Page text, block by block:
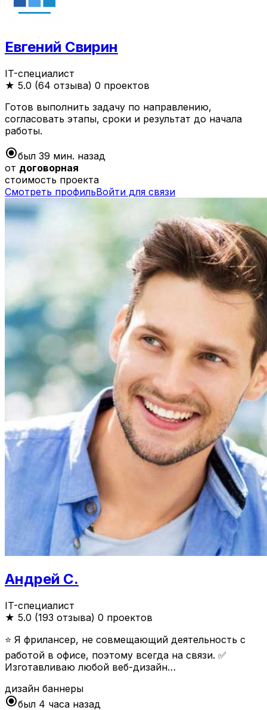
Евгений Свирин
IT-специалист
★ 5.0 (64 отзыва) 0 проектов
Готов выполнить задачу по направлению,
согласовать этапы, сроки и результат до начала
работы.
radio_button_checkedбыл 39 мин. назад
от договорная
стоимость проекта
Смотреть профильВойти для связи
Андрей С.
IT-специалист
★ 5.0 (193 отзыва) 0 проектов
⭐️ Я фрилансер, не совмещающий деятельность с
работой в офисе, поэтому всегда на связи. ✅
Изготавливаю любой веб-дизайн…
дизайн баннеры
radio_button_checkedбыл 4 часа назад